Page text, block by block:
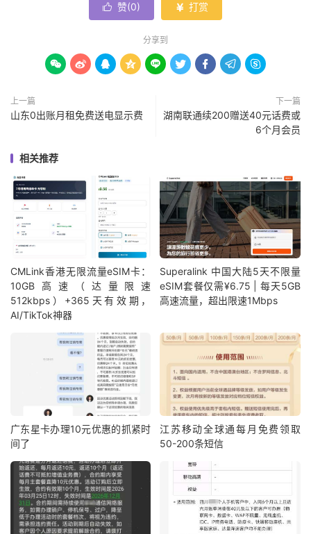
 赞(0)  打赏
分享到
        
上一篇
山东0出账月租免费送电显示费
下一篇
湖南联通续200赠送40元话费或
6个月会员
相关推荐
CMLink香港无限流量eSIM卡：
10GB高速（达量限速
512kbps）+365天有效期，
AI/TikTok神器
Superalink 中国大陆5天不限量
eSIM套餐仅需¥6.75 | 每天5GB
高速流量，超出限速1Mbps
广东星卡办理10元优惠的抓紧时
间了
江苏移动全球通每月免费领取
50-200条短信